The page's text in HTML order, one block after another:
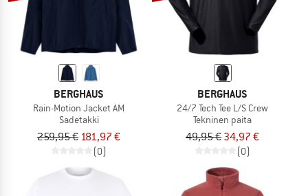
BERGHAUS
Rain-Motion Jacket AM
Sadetakki
259,95 € 181,97 €
(0)
BERGHAUS
24/7 Tech Tee L/S Crew
Tekninen paita
49,95 € 34,97 €
(0)